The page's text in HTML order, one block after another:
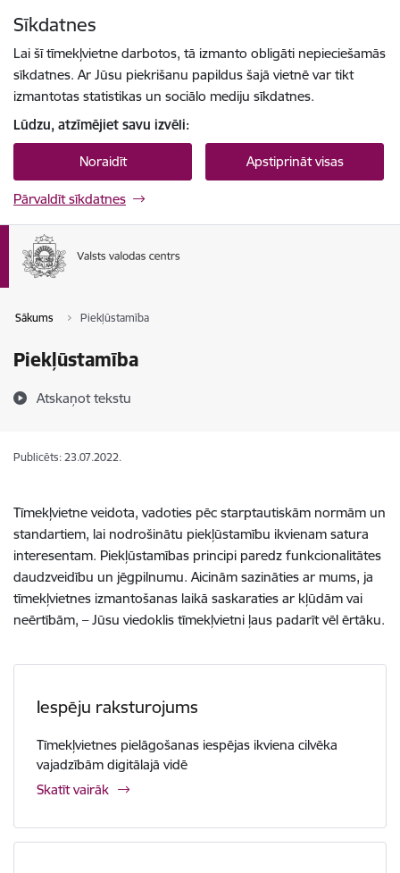
Sīkdatnes
Lai šī tīmekļvietne darbotos, tā izmanto obligāti nepieciešamās
sīkdatnes. Ar Jūsu piekrišanu papildus šajā vietnē var tikt
izmantotas statistikas un sociālo mediju sīkdatnes.
Lūdzu, atzīmējiet savu izvēli:
Noraidīt Apstiprināt visas
Pārvaldīt sīkdatnes
Sākums Piekļūstamība
Piekļūstamība
Atskaņot tekstu
Publicēts: 23.07.2022.
Tīmekļvietne veidota, vadoties pēc starptautiskām normām un
standartiem, lai nodrošinātu piekļūstamību ikvienam satura
interesentam. Piekļūstamības principi paredz funkcionalitātes
daudzveidību un jēgpilnumu. Aicinām sazināties ar mums, ja
tīmekļvietnes izmantošanas laikā saskaraties ar kļūdām vai
neērtībām, – Jūsu viedoklis tīmekļvietni ļaus padarīt vēl ērtāku.
Iespēju raksturojums
Tīmekļvietnes pielāgošanas iespējas ikviena cilvēka
vajadzībām digitālajā vidē
Skatīt vairāk